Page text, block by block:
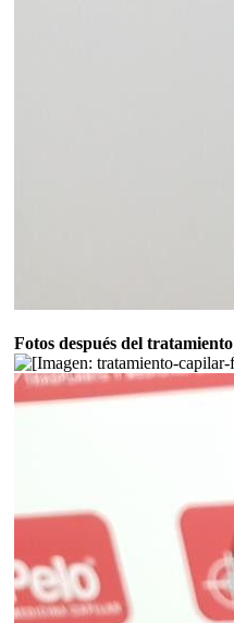
Fotos después del tratamiento